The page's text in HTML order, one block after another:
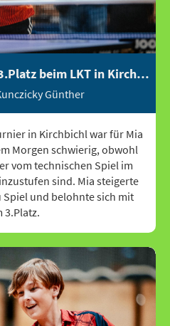
Mia erkämpfte sich den 3.Platz beim LKT in Kirchbichl
Günther
in Kirchbichl war für Mia
Morgen schwierig, obwohl
vom technischen Spiel im
sind. Mia steigerte
Spiel und belohnte sich mit
3.Platz.